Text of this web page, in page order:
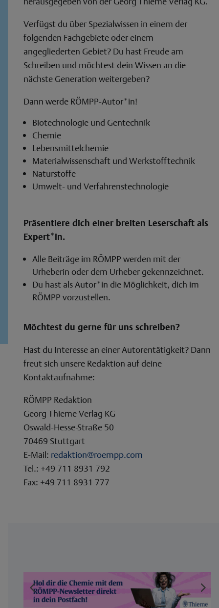
Verfügst du über Spezialwissen in einem der
folgenden Fachgebiete oder einem
angegliederten Gebiet? Du hast Freude am
Schreiben und möchtest dein Wissen an die
nächste Generation weitergeben?
Dann werde RÖMPP-Autor*in!
Biotechnologie und Gentechnik
Chemie
Lebensmittelchemie
Materialwissenschaft und Werkstofftechnik
Naturstoffe
Umwelt- und Verfahrenstechnologie
Präsentiere dich einer breiten Leserschaft als
Expert*in.
Alle Beiträge im RÖMPP werden mit der
Urheberin oder dem Urheber gekennzeichnet.
Du hast als Autor*in die Möglichkeit, dich im
RÖMPP vorzustellen.
Möchtest du gerne für uns schreiben?
Hast du Interesse an einer Autorentätigkeit? Dann
freut sich unsere Redaktion auf deine
Kontaktaufnahme:
RÖMPP Redaktion
Georg Thieme Verlag KG
Oswald-Hesse-Straße 50
70469 Stuttgart
E-Mail: redaktion@roempp.com
Tel.: +49 711 8931 792
Fax: +49 711 8931 777